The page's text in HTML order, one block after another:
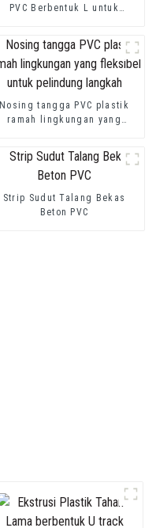
PVC Berbentuk L untuk
Nosing tangga PVC plastik
ramah lingkungan yang
Strip Sudut Talang Bekas
Beton PVC